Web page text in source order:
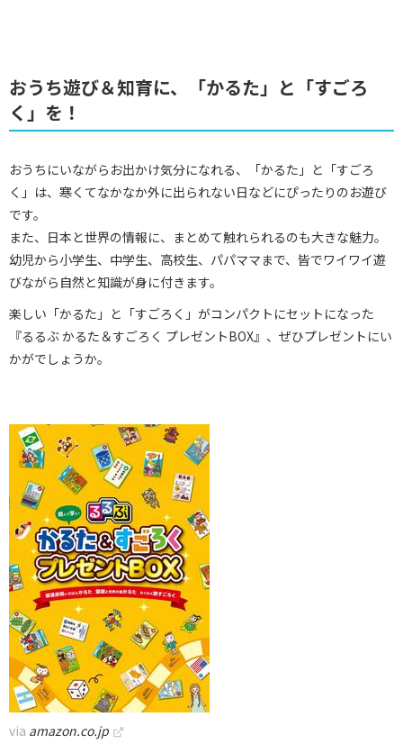
おうち遊び＆知育に、「かるた」と「すごろ
く」を！
おうちにいながらお出かけ気分になれる、「かるた」と「すごろ
く」は、寒くてなかなか外に出られない日などにぴったりのお遊び
です。
また、日本と世界の情報に、まとめて触れられるのも大きな魅力。
幼児から小学生、中学生、高校生、パパママまで、皆でワイワイ遊
びながら自然と知識が身に付きます。
楽しい「かるた」と「すごろく」がコンパクトにセットになった
『るるぶ かるた＆すごろく プレゼントBOX』、ぜひプレゼントにい
かがでしょうか。
via amazon.co.jp